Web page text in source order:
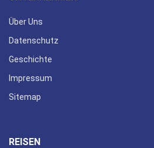
Über Uns
Datenschutz
Geschichte
Impressum
Sitemap
REISEN